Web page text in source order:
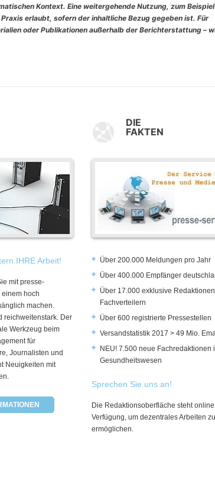
Kontext. Eine weitergehende Nutzung, zum
erlaubt, sofern der inhaltliche Bezug gegeben ist. Für
oder Publikationen außerhalb der Berichterstattung –
IHRE Arbeit!
mit presse-
hoch
machen.
reichweitenstark. Der
Werkzeug beim
für
Journalisten und
Neuigkeiten mit
DIE
FAKTEN
Über 200.000 Meldungen pro Jahr
Über 400.000 Empfänger
Über 17.000 exklusive
Fachverteilern
Über 600 registrierte Pressestellen
Versandstatistik 2017 > 49 Mio.
NEU! 7.500 neue Fachredaktionen
Gesundheitswesen
Sprechen Sie uns an!
Die Redaktionsoberfläche steht
Verfügung, um dezentrales Arbeiten zu
ermöglichen.